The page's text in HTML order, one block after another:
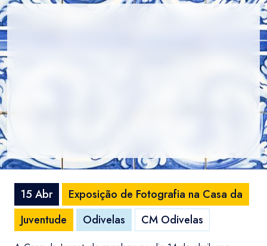
15 Abr
Exposição de Fotografia na Casa da
Juventude
Odivelas CM Odivelas